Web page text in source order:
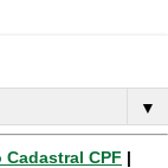
▼
Cadastral CPF |